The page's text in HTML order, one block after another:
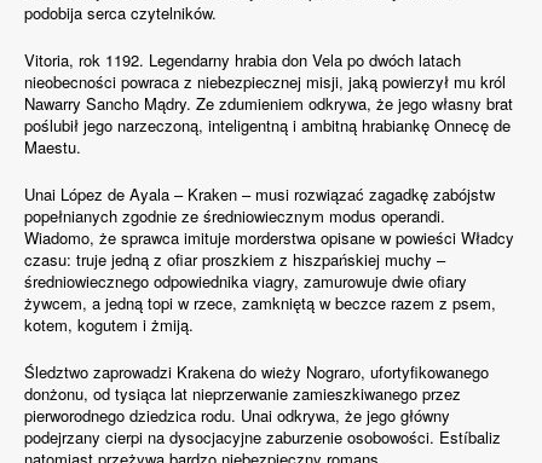
podobija serca czytelników.
Vitoria, rok 1192. Legendarny hrabia don Vela po dwóch latach
nieobecności powraca z niebezpiecznej misji, jaką powierzył mu król
Nawarry Sancho Mądry. Ze zdumieniem odkrywa, że jego własny brat
poślubił jego narzeczoną, inteligentną i ambitną hrabiankę Onnecę de
Maestu.
Unai López de Ayala – Kraken – musi rozwiązać zagadkę zabójstw
popełnianych zgodnie ze średniowiecznym modus operandi.
Wiadomo, że sprawca imituje morderstwa opisane w powieści Władcy
czasu: truje jedną z ofiar proszkiem z hiszpańskiej muchy –
średniowiecznego odpowiednika viagry, zamurowuje dwie ofiary
żywcem, a jedną topi w rzece, zamkniętą w beczce razem z psem,
kotem, kogutem i żmiją.
Śledztwo zaprowadzi Krakena do wieży Nograro, ufortyfikowanego
donżonu, od tysiąca lat nieprzerwanie zamieszkiwanego przez
pierworodnego dziedzica rodu. Unai odkrywa, że jego główny
podejrzany cierpi na dysocjacyjne zaburzenie osobowości. Estíbaliz